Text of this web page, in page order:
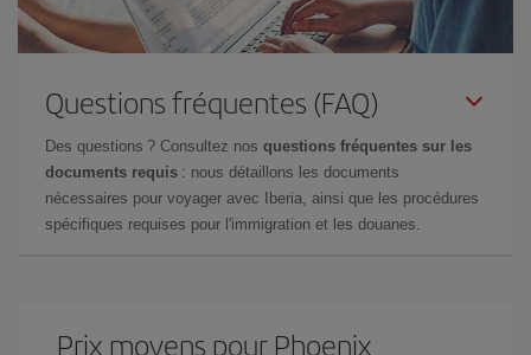
Questions fréquentes (FAQ)
Des questions ? Consultez nos questions fréquentes sur les
documents requis : nous détaillons les documents
nécessaires pour voyager avec Iberia, ainsi que les procédures
spécifiques requises pour l'immigration et les douanes.
Prix ​​moyens pour Phoenix